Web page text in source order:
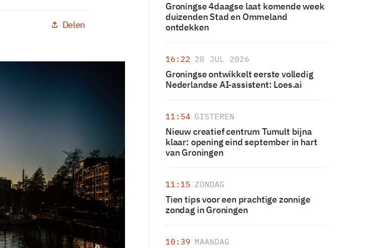
Delen
Groningse 4daagse laat komende week
duizenden Stad en Ommeland
ontdekken
16:22 28 JUL 2026
Groningse ontwikkelt eerste volledig
Nederlandse AI-assistent: Loes.ai
11:54 GISTEREN
Nieuw creatief centrum Tumult bijna
klaar: opening eind september in hart
van Groningen
11:15 ZONDAG
Tien tips voor een prachtige zonnige
zondag in Groningen
10:39 MAANDAG